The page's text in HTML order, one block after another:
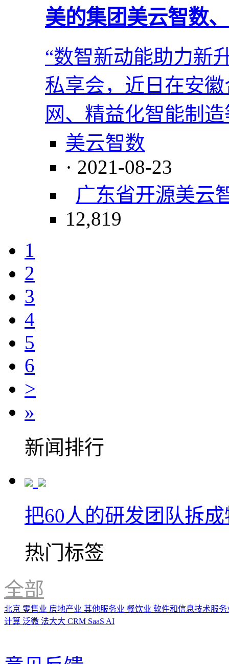
美的集团美云智数
“数智新动能助力新
私享会，近日在安
网、精益化智能制
美云智数
· 2021-08-23
广东省开源美云
12,819
1
2
3
4
5
6
>
»
新闻排行
把60人的研发团队拆
热门标签
全部
北京 零售业 房地产业 其他服务业 餐饮业 软件和信息技术服
计算 泛微 法大大 CRM SaaS AI